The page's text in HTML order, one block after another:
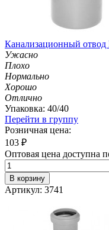
Канализационный
Ужасно
Плохо
Нормально
Хорошо
Отлично
Упаковка: 40/40
Перейти в группу
Розничная цена:
103 ₽
Оптовая цена доступна
В корзину
Артикул: 3741